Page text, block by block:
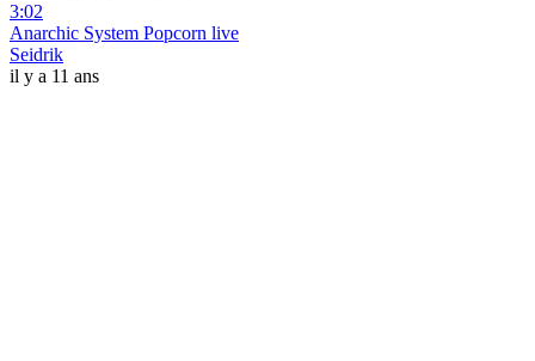
3:02
Anarchic System Popcorn live
Seidrik
il y a 11 ans